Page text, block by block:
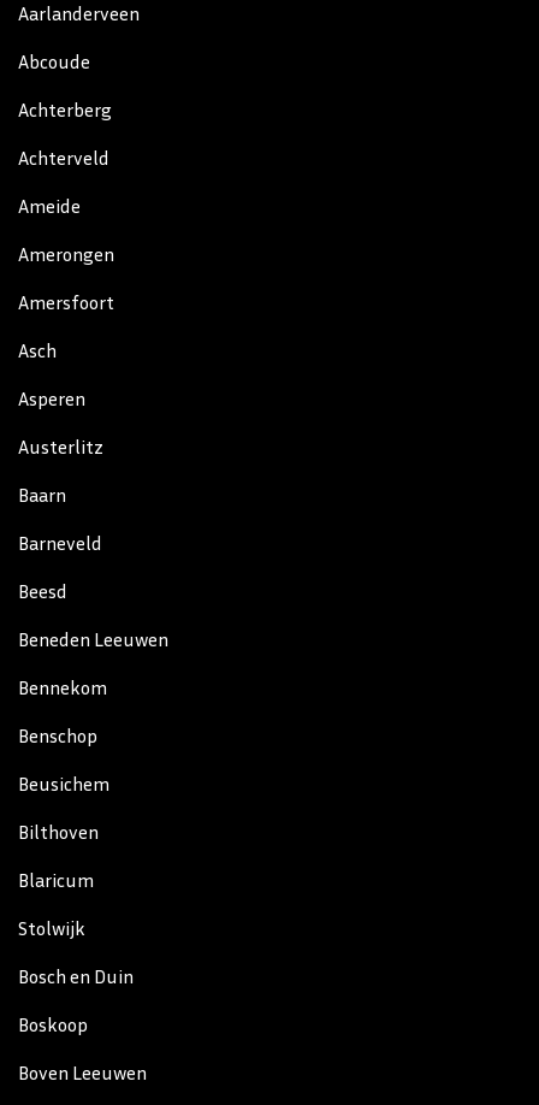
Aarlanderveen
Abcoude
Achterberg
Achterveld
Ameide
Amerongen
Amersfoort
Asch
Asperen
Austerlitz
Baarn
Barneveld
Beesd
Beneden Leeuwen
Bennekom
Benschop
Beusichem
Bilthoven
Blaricum
Stolwijk
Bosch en Duin
Boskoop
Boven Leeuwen